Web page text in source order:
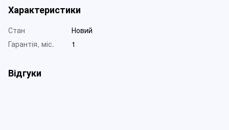
Характеристики
Стан
Новий
Гарантія, міс.
1
Відгуки